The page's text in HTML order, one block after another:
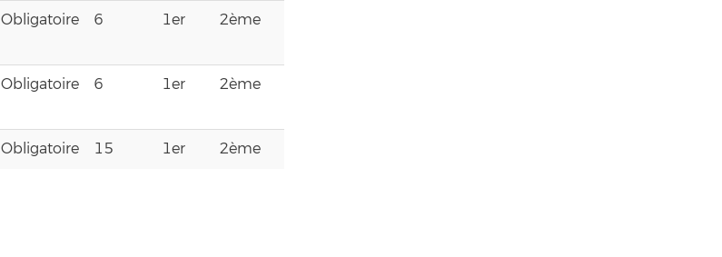
Obligatoire 6 1er 2ème
Obligatoire 6 1er 2ème
Obligatoire 15 1er 2ème